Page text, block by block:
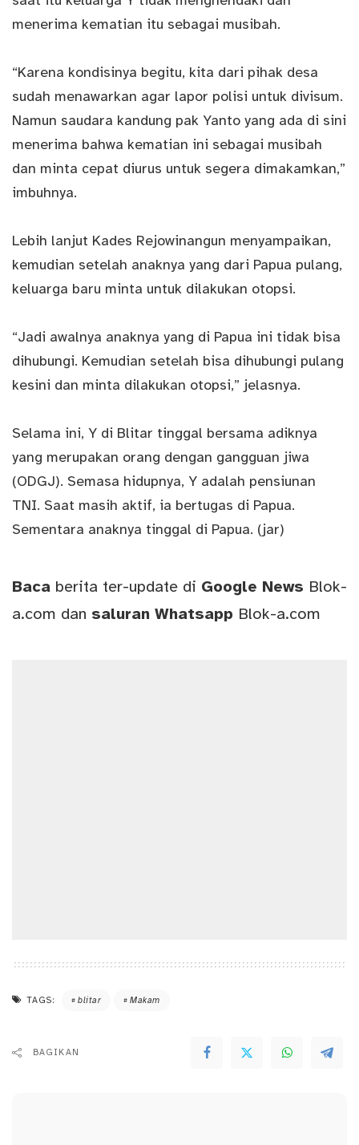
menerima kematian itu sebagai musibah.
“Karena kondisinya begitu, kita dari pihak desa
sudah menawarkan agar lapor polisi untuk divisum.
Namun saudara kandung pak Yanto yang ada di sini
menerima bahwa kematian ini sebagai musibah
dan minta cepat diurus untuk segera dimakamkan,”
imbuhnya.
Lebih lanjut Kades Rejowinangun menyampaikan,
kemudian setelah anaknya yang dari Papua pulang,
keluarga baru minta untuk dilakukan otopsi.
“Jadi awalnya anaknya yang di Papua ini tidak bisa
dihubungi. Kemudian setelah bisa dihubungi pulang
kesini dan minta dilakukan otopsi,” jelasnya.
Selama ini, Y di Blitar tinggal bersama adiknya
yang merupakan orang dengan gangguan jiwa
(ODGJ). Semasa hidupnya, Y adalah pensiunan
TNI. Saat masih aktif, ia bertugas di Papua.
Sementara anaknya tinggal di Papua. (jar)
Baca berita ter-update di Google News Blok-
a.com dan saluran Whatsapp Blok-a.com
TAGS: blitar Makam
BAGIKAN